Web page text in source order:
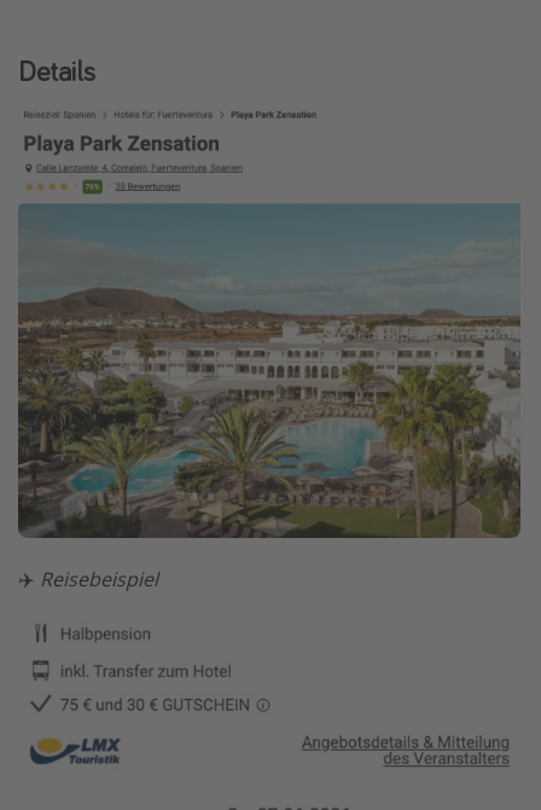
Details
✈️ Reisebeispiel